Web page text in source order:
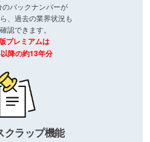
バックナンバーが
、過去の業界状況も
認できます。
プレミアムは
降の約13年分
クラップ機能